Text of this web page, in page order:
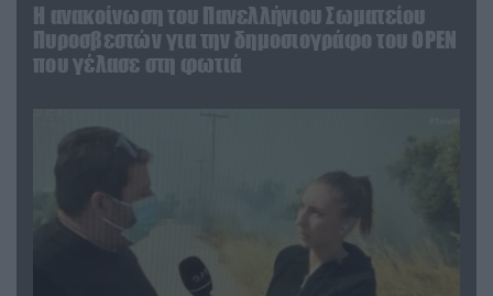
Η ανακοίνωση του Πανελλήνιου Σωματείου
Πυροσβεστών για την δημοσιογράφο του OPEN
που γέλασε στη φωτιά